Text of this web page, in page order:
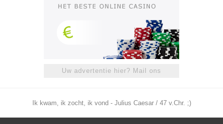
Uw advertentie hier? Mail ons
Ik kwam, ik zocht, ik vond - Julius Caesar / 47 v.Chr. ;)